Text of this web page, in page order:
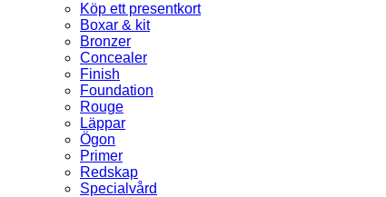
Köp ett presentkort
Boxar & kit
Bronzer
Concealer
Finish
Foundation
Rouge
Läppar
Ögon
Primer
Redskap
Specialvård